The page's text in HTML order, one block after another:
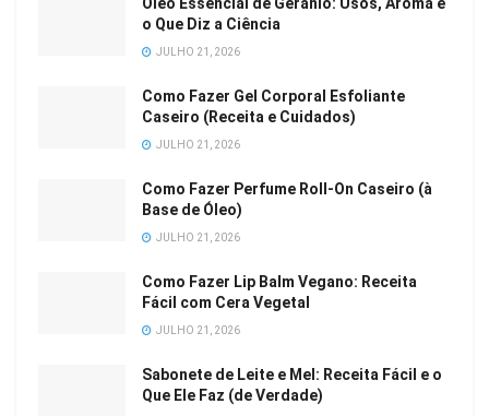
o Que Diz a Ciência
JULHO 21, 2026
Como Fazer Gel Corporal Esfoliante
Caseiro (Receita e Cuidados)
JULHO 21, 2026
Como Fazer Perfume Roll-On Caseiro (à
Base de Óleo)
JULHO 21, 2026
Como Fazer Lip Balm Vegano: Receita
Fácil com Cera Vegetal
JULHO 21, 2026
Sabonete de Leite e Mel: Receita Fácil e o
Que Ele Faz (de Verdade)